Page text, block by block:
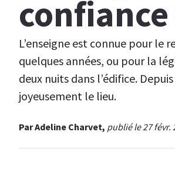
L’enseigne est connue pour le
quelques années, ou pour la
deux nuits dans l’édifice.
joyeusement le lieu.
Par Adeline Charvet, publié le 27 févr.